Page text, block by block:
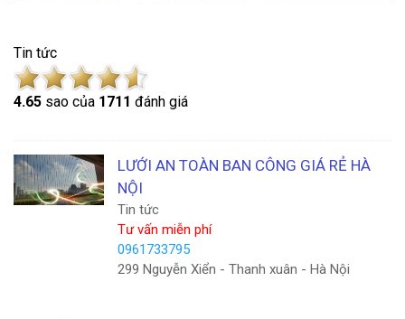
Tin tức
4.65 sao của 1711 đánh giá
LƯỚI AN TOÀN BAN CÔNG GIÁ RẺ HÀ
NỘI
Tin tức
Tư vấn miễn phí
0961733795
299 Nguyễn Xiển - Thanh xuân - Hà Nội